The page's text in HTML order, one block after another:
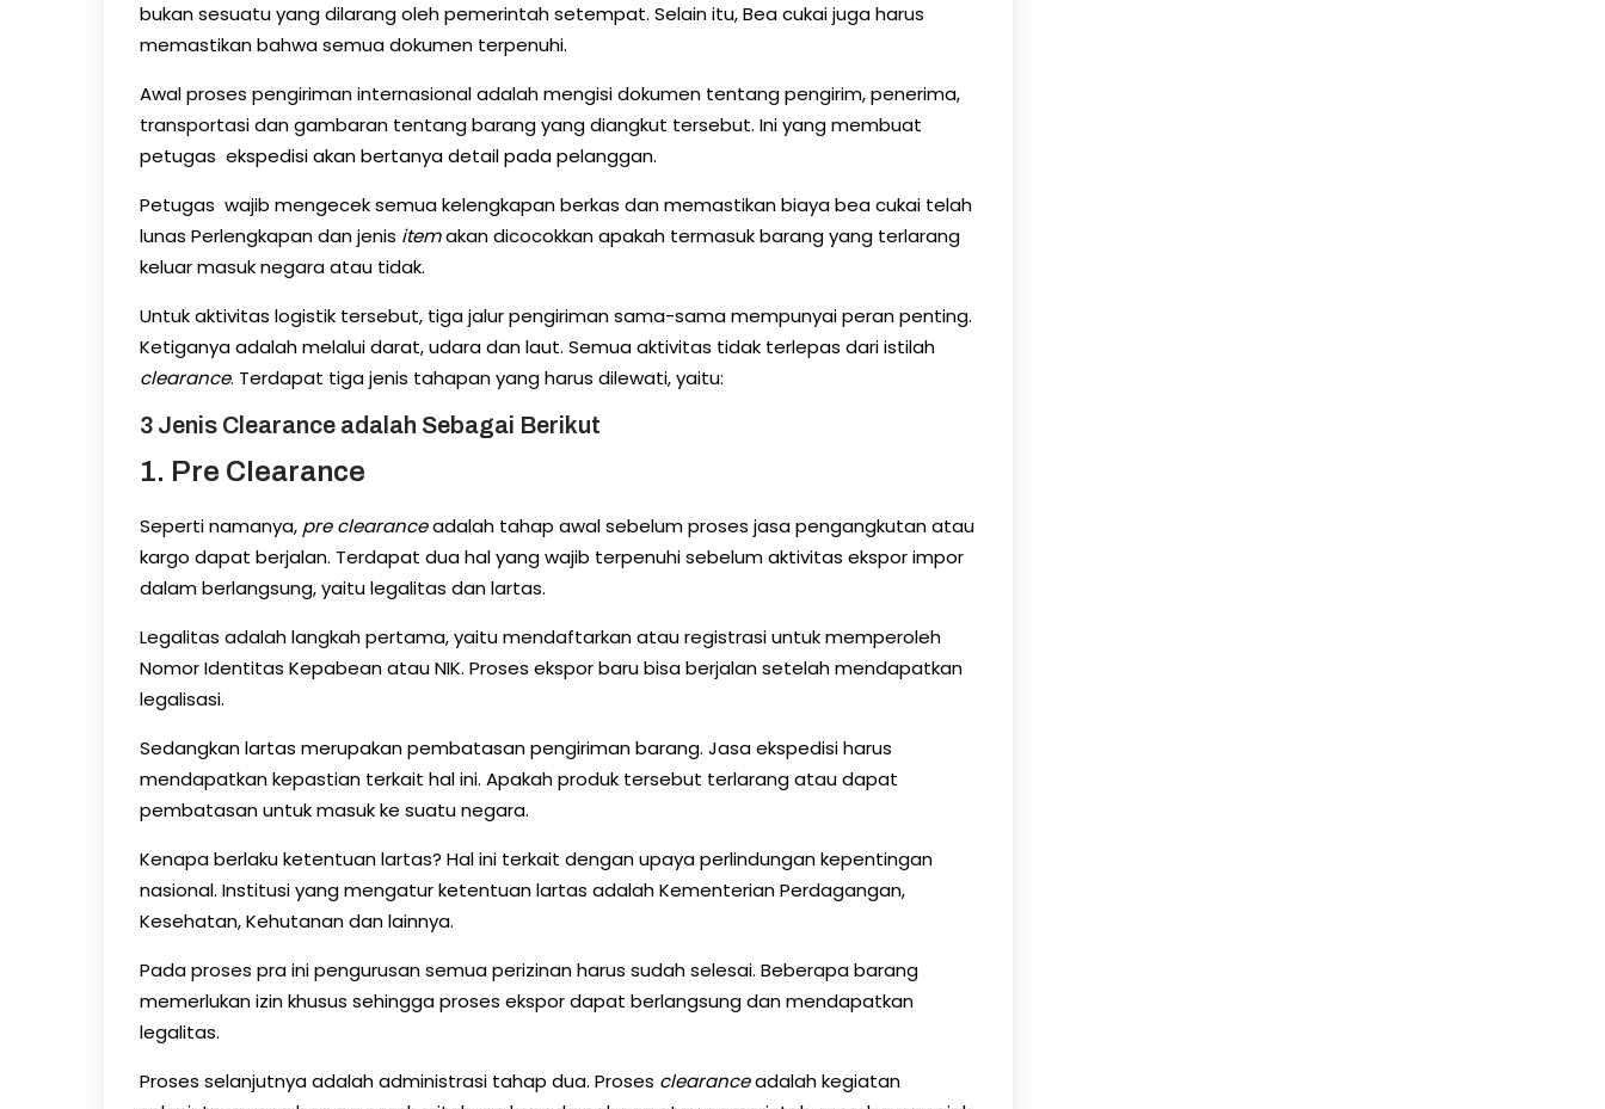
bukan sesuatu yang dilarang oleh pemerintah setempat. Selain itu, Bea cukai juga harus
memastikan bahwa semua dokumen terpenuhi.
Awal proses pengiriman internasional adalah mengisi dokumen tentang pengirim, penerima,
transportasi dan gambaran tentang barang yang diangkut tersebut. Ini yang membuat
petugas ekspedisi akan bertanya detail pada pelanggan.
Petugas wajib mengecek semua kelengkapan berkas dan memastikan biaya bea cukai telah
lunas Perlengkapan dan jenis itemakan dicocokkan apakah termasuk barang yang terlarang
keluar masuk negara atau tidak.
Untuk aktivitas logistik tersebut, tiga jalur pengiriman sama-sama mempunyai peran penting.
Ketiganya adalah melalui darat, udara dan laut. Semua aktivitas tidak terlepas dari istilah
clearance. Terdapat tiga jenis tahapan yang harus dilewati, yaitu:
3 Jenis Clearance adalah Sebagai Berikut
1. Pre Clearance
Seperti namanya, pre clearanceadalah tahap awal sebelum proses jasa pengangkutan atau
kargo dapat berjalan. Terdapat dua hal yang wajib terpenuhi sebelum aktivitas ekspor impor
dalam berlangsung, yaitu legalitas dan lartas.
Legalitas adalah langkah pertama, yaitu mendaftarkan atau registrasi untuk memperoleh
Nomor Identitas Kepabean atau NIK. Proses ekspor baru bisa berjalan setelah mendapatkan
legalisasi.
Sedangkan lartas merupakan pembatasan pengiriman barang. Jasa ekspedisi harus
mendapatkan kepastian terkait hal ini. Apakah produk tersebut terlarang atau dapat
pembatasan untuk masuk ke suatu negara.
Kenapa berlaku ketentuan lartas? Hal ini terkait dengan upaya perlindungan kepentingan
nasional. Institusi yang mengatur ketentuan lartas adalah Kementerian Perdagangan,
Kesehatan, Kehutanan dan lainnya.
Pada proses pra ini pengurusan semua perizinan harus sudah selesai. Beberapa barang
memerlukan izin khusus sehingga proses ekspor dapat berlangsung dan mendapatkan
legalitas.
Proses selanjutnya adalah administrasi tahap dua. Proses clearanceadalah kegiatan